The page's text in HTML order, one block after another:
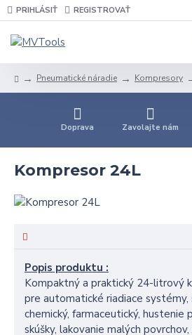
PRIHLÁSIŤ REGISTROVAŤ
Pneumatické náradie Kompresory
Doprava Zavolajte nám
Kompresor 24L
Popis produktu :
Kompaktný a praktický 24-litrový
pre automatické riadiace
chemický, farmaceutický, hustenie
skúšky, lakovanie malých